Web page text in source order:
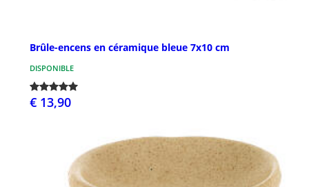
Brûle-encens en céramique bleue 7x10 cm
DISPONIBLE
€ 13,90